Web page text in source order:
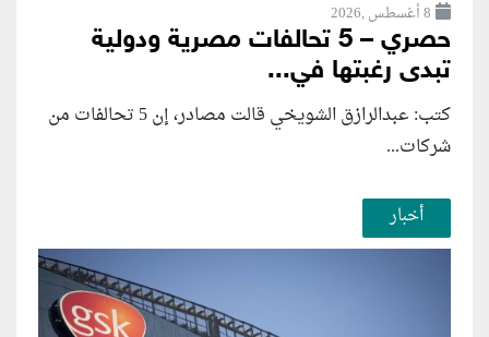
8 أغسطس ,2026
حصري – 5 تحالفات مصرية ودولية
تبدى رغبتها في...
كتب: عبدالرازق الشويخي قالت مصادر، إن 5 تحالفات من
شركات...
أخبار